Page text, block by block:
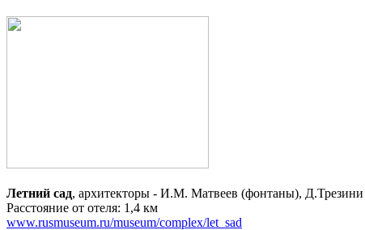
Летний сад, архитекторы - И.М. Матвеев
Расстояние от отеля: 1,4 км
www.rusmuseum.ru/museum/complex/let_sad